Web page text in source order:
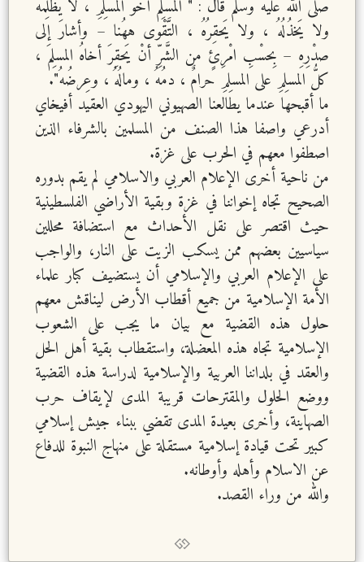
صلى الله عليه وسلم قال : " المسلِمُ أخُو المسلِمِ ، لا يَظلِمُهُ
ولا يَخذُلُهُ ، ولا يَحقِرُهُ ، التَّقْوى ههُنا – وأشارَ إلى
صدْرِهِ – بِحسْبِ امْرِئٍ من الشَّرِّ أنْ يَحقِرَ أخاهُ المسلِمَ ،
كلُّ المسلِمِ على المسلِمِ حرامٌ ، دمُهُ ، ومالُهُ ، وعِرضُهُ".
ما أقبحها عندما يطالعنا الصهيوني اليهودي العقيد أفيخاي
أدرعي واصفا هذا الصنف من المسلمين بالشرفاء الذين
اصطفوا معهم في الحرب على غزة.
من ناحية أخرى الإعلام العربي والاسلامي لم يقم بدوره
الصحيح تجاه إخواننا في غزة وبقية الأراضي الفلسطينية
حيث اقتصر على نقل الأحداث مع استضافة محللين
سياسيين بعضهم ممن يسكب الزيت على النار، والواجب
على الإعلام العربي والإسلامي أن يستضيف كبار علماء
الأمة الإسلامية من جميع أقطاب الأرض ليناقش معهم
حلول هذه القضية مع بيان ما يجب على الشعوب
الإسلامية تجاه هذه المعضلة، واستقطاب بقية أهل الحل
والعقد في بلداننا العربية والإسلامية لدراسة هذه القضية
ووضع الحلول والمقترحات قريبة المدى لإيقاف حرب
الصهاينة، وأخرى بعيدة المدى تقضي ببناء جيش إسلامي
كبير تحت قيادة إسلامية مستقلة على منهاج النبوة للدفاع
عن الاسلام وأهله وأوطانه.
والله من وراء القصد.